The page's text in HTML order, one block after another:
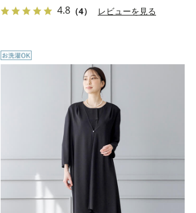
4.8（4） レビューを見る